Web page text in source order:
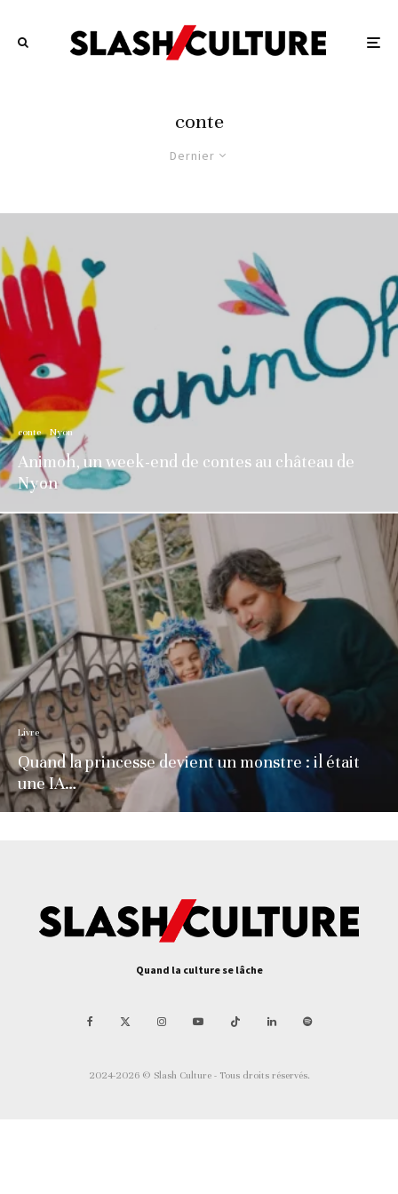
conte
Dernier
conte Nyon
Animoh, un week-end de contes au château de
Nyon
Livre
Quand la princesse devient un monstre : il était
une IA…
Quand la culture se lâche
2024-2026 © Slash Culture - Tous droits réservés.